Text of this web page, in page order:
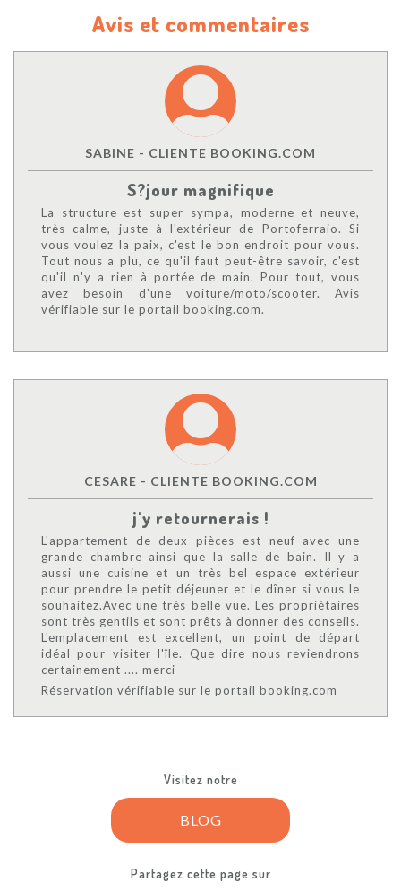
Avis et commentaires
SABINE - CLIENTE BOOKING.COM
S?jour magnifique
La structure est super sympa, moderne et neuve,
très calme, juste à l'extérieur de Portoferraio. Si
vous voulez la paix, c'est le bon endroit pour vous.
Tout nous a plu, ce qu'il faut peut-être savoir, c'est
qu'il n'y a rien à portée de main. Pour tout, vous
avez besoin d'une voiture/moto/scooter. Avis
vérifiable sur le portail booking.com.
CESARE - CLIENTE BOOKING.COM
j'y retournerais !
L'appartement de deux pièces est neuf avec une
grande chambre ainsi que la salle de bain. Il y a
aussi une cuisine et un très bel espace extérieur
pour prendre le petit déjeuner et le dîner si vous le
souhaitez.Avec une très belle vue. Les propriétaires
sont très gentils et sont prêts à donner des conseils.
L'emplacement est excellent, un point de départ
idéal pour visiter l'île. Que dire nous reviendrons
certainement .... merci
Réservation vérifiable sur le portail booking.com
Visitez notre
BLOG
Partagez cette page sur